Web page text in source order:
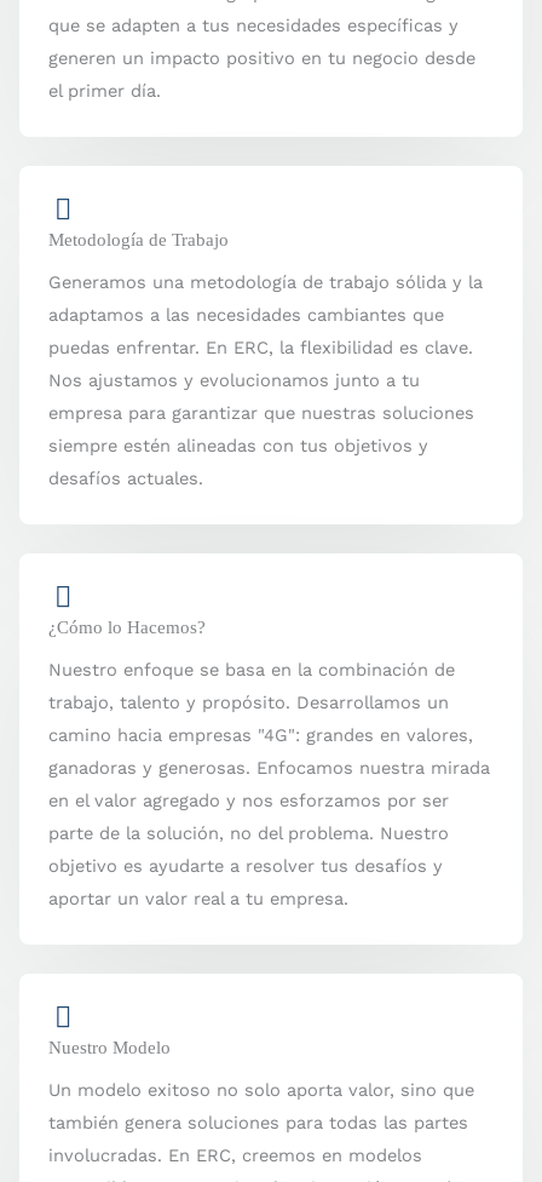
que se adapten a tus necesidades específicas y
generen un impacto positivo en tu negocio desde
el primer día.
Metodología de Trabajo
Generamos una metodología de trabajo sólida y la
adaptamos a las necesidades cambiantes que
puedas enfrentar. En ERC, la flexibilidad es clave.
Nos ajustamos y evolucionamos junto a tu
empresa para garantizar que nuestras soluciones
siempre estén alineadas con tus objetivos y
desafíos actuales.
¿Cómo lo Hacemos?
Nuestro enfoque se basa en la combinación de
trabajo, talento y propósito. Desarrollamos un
camino hacia empresas "4G": grandes en valores,
ganadoras y generosas. Enfocamos nuestra mirada
en el valor agregado y nos esforzamos por ser
parte de la solución, no del problema. Nuestro
objetivo es ayudarte a resolver tus desafíos y
aportar un valor real a tu empresa.
Nuestro Modelo
Un modelo exitoso no solo aporta valor, sino que
también genera soluciones para todas las partes
involucradas. En ERC, creemos en modelos